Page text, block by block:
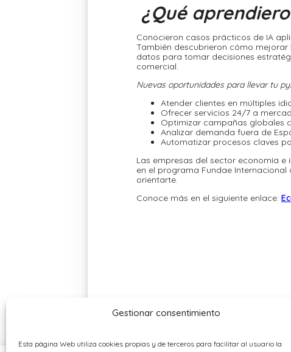
Gestionar consentimiento
Esta página Web utiliza cookies propias y de terceros para facilitar al usuario la
¿Qué
Conocieron casos prácticos de IA
También descubrieron cómo
datos para tomar decisiones
comercial.
Nuevas oportunidades para llevar tu
Atender clientes en múltiples
Ofrecer servicios 24/7 a
Optimizar campañas globales
Analizar demanda fuera de
Automatizar procesos claves
Las empresas del sector economía
en el programa Fundae
orientarte.
Conoce más en el siguiente enlace: